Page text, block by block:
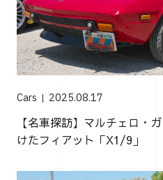
Cars 2025.08.17
【名車探訪】マルチェロ・
けたフィアット「X1/9」